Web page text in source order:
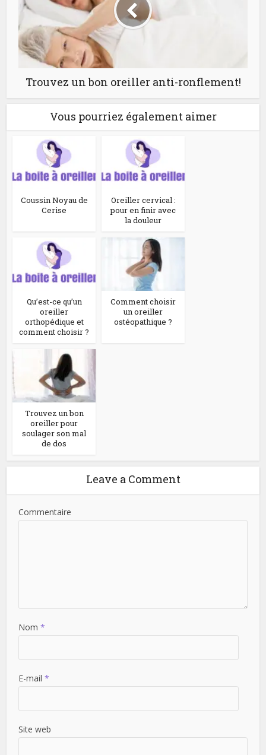
Trouvez un bon oreiller anti-ronflement!
Vous pourriez également aimer
Coussin Noyau de
Cerise
Oreiller cervical :
pour en finir avec
la douleur
Qu’est-ce qu’un
oreiller
orthopédique et
comment choisir ?
Comment choisir
un oreiller
ostéopathique ?
Trouvez un bon
oreiller pour
soulager son mal
de dos
Leave a Comment
Commentaire
Nom*
E-mail*
Site web